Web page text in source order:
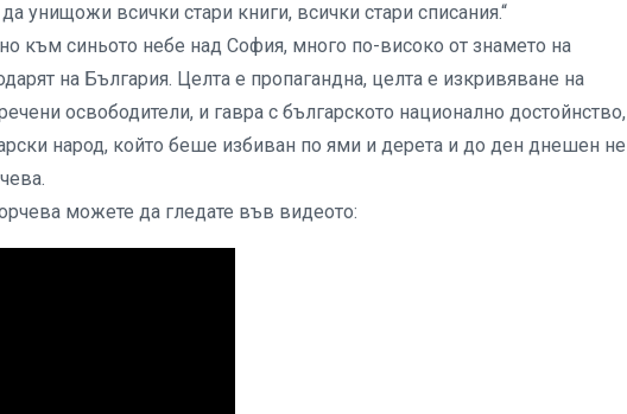
унищожи всички стари книги, всички стари списания.“
към синьото небе над София, много по-високо от знамето на
на България. Целта е пропагандна, целта е изкривяване на
освободители, и гавра с българското национално достойнство,
народ, който беше избиван по ями и дерета и до ден днешен не
можете да гледате във видеото: